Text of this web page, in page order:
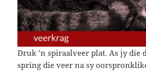
Druk ’n spiraalveer plat. As jy die
spring die veer na sy